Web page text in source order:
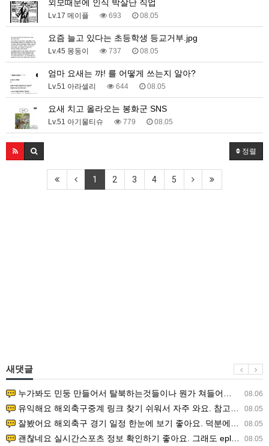
외모때문에 인식 박살난 직업
Lv.17 메이플 693 08.05
요즘 늘고 있다는 초등학생 등교거부.jpg
Lv.45 몽둥이 737 08.05
엄마 요새는 꺄! 를 어떻게 쓰는지 알아?
Lv.51 아라셀리 644 08.05
요새 치고 올라오는 봉화군 SNS
Lv.51 아기물티슈 779 08.05
정렬
1 2 3 4 5
새댓글
08.06
누가봐도 민둥 만들어서 탈북하는것들이나 뭔가 쳐들어오는 낌새를 미리 알아차리기 위함이지 저걸 전쟁준비라고 하…
08.05
유익해요 해외축구중계 링크 찾기 쉬워서 자주 와요. 참고로 무료스포츠중계 정보 확인할 때 출처 꼭 체크해요.…
08.05
잘봤어요 해외축구 경기 일정 한눈에 보기 좋아요. 덕분에 epl중계 볼 때 공식 중계 채널 먼저 찾아봐요. …
08.05
괜찮네요 실시간스포츠 정보 확인하기 좋아요. 그래도 epl중계 볼 때 공식 중계 채널 먼저 찾아봐요. 북마크…